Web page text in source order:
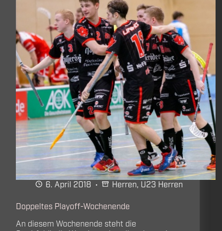
6. April 2018 Herren, U23 Herren
Doppeltes Playoff-Wochenende
An diesem Wochenende steht die